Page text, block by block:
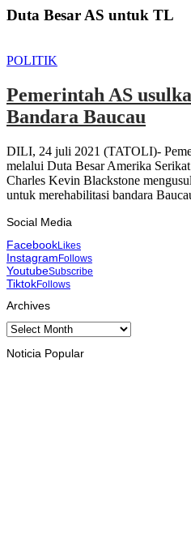
Duta Besar AS untuk TL
POLITIK
Pemerintah AS
Bandara Baucau
DILI, 24 juli 2021 (TATOLI)-
melalui Duta Besar Amerika
Charles Kevin Blackstone
untuk merehabilitasi bandara
Social Media
FacebookLikes
InstagramFollows
YoutubeSubscribe
TiktokFollows
Archives
Archives
Noticia Popular